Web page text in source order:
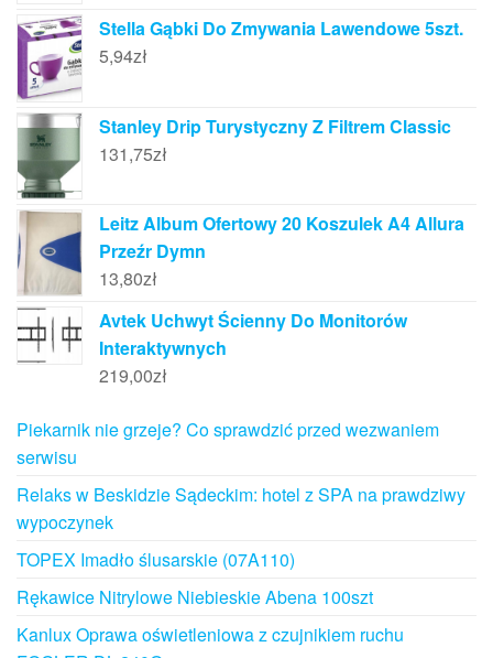
Stella Gąbki Do Zmywania Lawendowe 5szt.
5,94zł
Stanley Drip Turystyczny Z Filtrem Classic
131,75zł
Leitz Album Ofertowy 20 Koszulek A4 Allura
Przeźr Dymn
13,80zł
Avtek Uchwyt Ścienny Do Monitorów
Interaktywnych
219,00zł
Piekarnik nie grzeje? Co sprawdzić przed wezwaniem
serwisu
Relaks w Beskidzie Sądeckim: hotel z SPA na prawdziwy
wypoczynek
TOPEX Imadło ślusarskie (07A110)
Rękawice Nitrylowe Niebieskie Abena 100szt
Kanlux Oprawa oświetleniowa z czujnikiem ruchu